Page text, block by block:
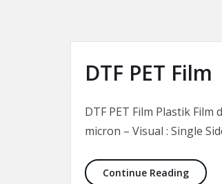
DTF PET Film
DTF PET Film Plastik
micron – Visual : Single
Continue ReadingDTF